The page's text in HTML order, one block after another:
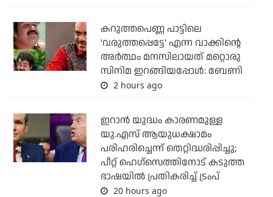
കറുത്തപെണ്ണ പാട്ടിലെ
'വരുത്തപ്പെട്ടേ' എന്ന വാക്കിന്റെ
അർത്ഥം മനസിലായത് മറ്റൊരു
സിനിമ ഇറങ്ങിയപ്പോൾ: ബേണി
2 hours ago
ഇറാന്‍ യുദ്ധം കാരണമുള്ള
യു.എസ് ആയുധക്ഷാമം
പരിഹരിച്ചെന്ന് തെറ്റിദ്ധരിപ്പിച്ചു;
പീറ്റ് ഹെഗ്‌സെത്തിനോട് കടുത്ത
ഭാഷയില്‍ പ്രതികരിച്ച് ട്രംപ്
20 hours ago